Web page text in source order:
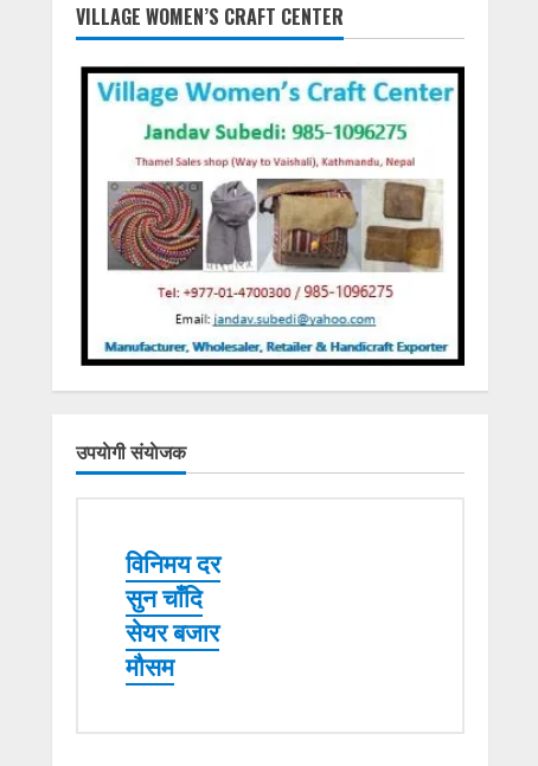
VILLAGE WOMEN’S CRAFT CENTER
उपयाेगी संयाेजक
विनिमय दर
सुन चाँदि
सेयर बजार
मौसम